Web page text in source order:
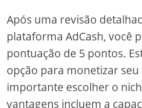
Após uma revisão
plataforma AdCash, você
pontuação de 5 pontos.
opção para monetizar seu
importante escolher o
vantagens incluem a